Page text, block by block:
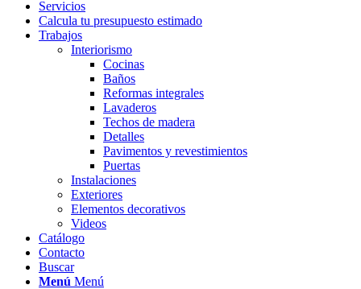
Servicios
Calcula tu presupuesto estimado
Trabajos
Interiorismo
Cocinas
Baños
Reformas integrales
Lavaderos
Techos de madera
Detalles
Pavimentos y revestimientos
Puertas
Instalaciones
Exteriores
Elementos decorativos
Videos
Catálogo
Contacto
Buscar
Menú Menú